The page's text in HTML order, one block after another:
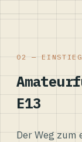
02 — EINSTIEG
E13
Der Weg zum